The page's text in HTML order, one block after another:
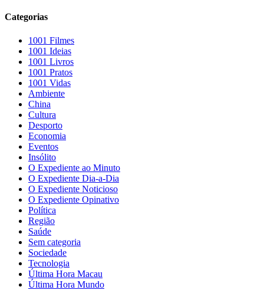
Categorias
1001 Filmes
1001 Ideias
1001 Livros
1001 Pratos
1001 Vidas
Ambiente
China
Cultura
Desporto
Economia
Eventos
Insólito
O Expediente ao Minuto
O Expediente Dia-a-Dia
O Expediente Noticioso
O Expediente Opinativo
Política
Região
Saúde
Sem categoria
Sociedade
Tecnologia
Última Hora Macau
Última Hora Mundo